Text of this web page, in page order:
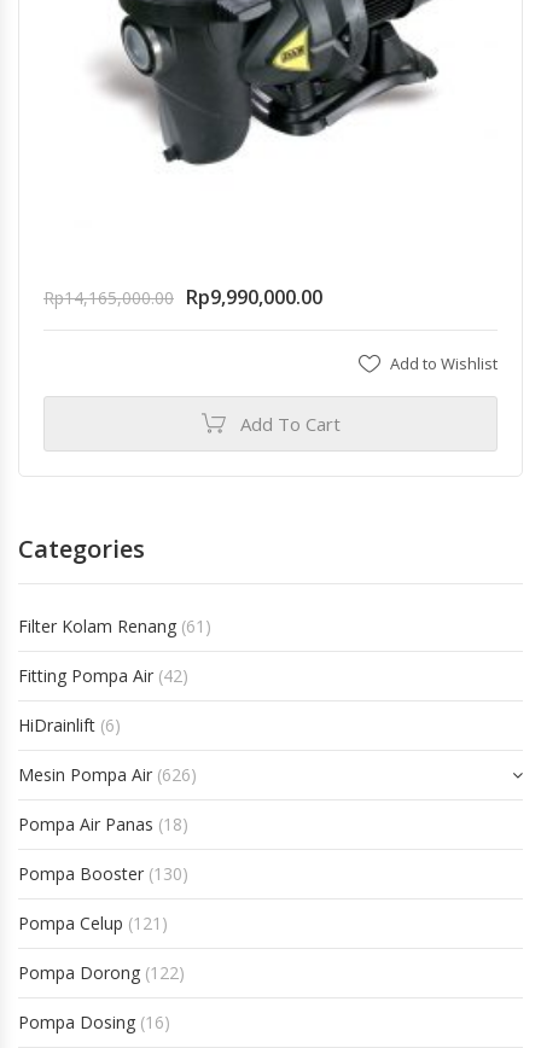
Rp14,165,000.00 Rp9,990,000.00
Add to Wishlist
Add To Cart
Categories
Filter Kolam Renang (61)
Fitting Pompa Air (42)
HiDrainlift (6)
Mesin Pompa Air (626)
Pompa Air Panas (18)
Pompa Booster (130)
Pompa Celup (121)
Pompa Dorong (122)
Pompa Dosing (16)